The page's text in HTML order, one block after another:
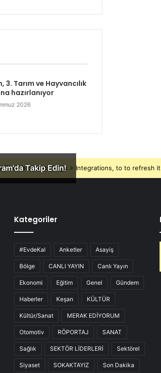
3. Tarım ve Hayvancılık
hazırlanıyor
2026
Takip Edin!
Theme options page > Integrations, to to refresh
Kategoriler
#EvdeKal Anketler Asayiş
Bölge CANLI YAYIN Canlı Yayın
Ekonomi Eğitim Genel Gündem
Haberler Keşan KÜLTÜR
Kültür/Sanat MERAK EDİYORUM
Otomotiv RÖPORTAJ SANAT
Sağlık SEKTÖR LİDERLERİ Sektörel
Siyaset SOKAKTAYIZ Son Dakika